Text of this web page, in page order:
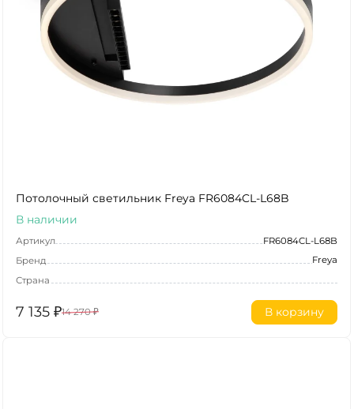
Потолочный светильник Freya FR6084CL-L68B
В наличии
Артикул
FR6084CL-L68B
Бренд
Freya
Страна
7 135 ₽14 270 ₽ В корзину